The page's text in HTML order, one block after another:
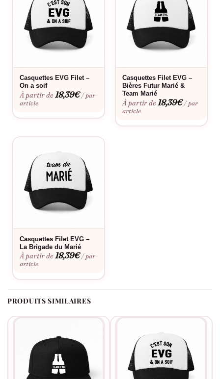
chaque casquette garde sa touche personnelle.
Le message est-il modifiable ?
Le visuel « On va être bourré » reste la signature du modèle ;
Le flocage est-il fait en France ?
Oui, dans notre atelier en France, à la commande.
Fabriqué à la commande, floquée en France.
Casquettes EVG Filet –
On a soif
À partir de18,39€ / par
article
Casquettes Filet EVG –
Bières Futur Marié &
Team Marié
À partir de18,39€ / par
article
Casquettes Filet EVG –
La Brigade du Marié
À partir de18,39€ / par
article
PRODUITS SIMILAIRES